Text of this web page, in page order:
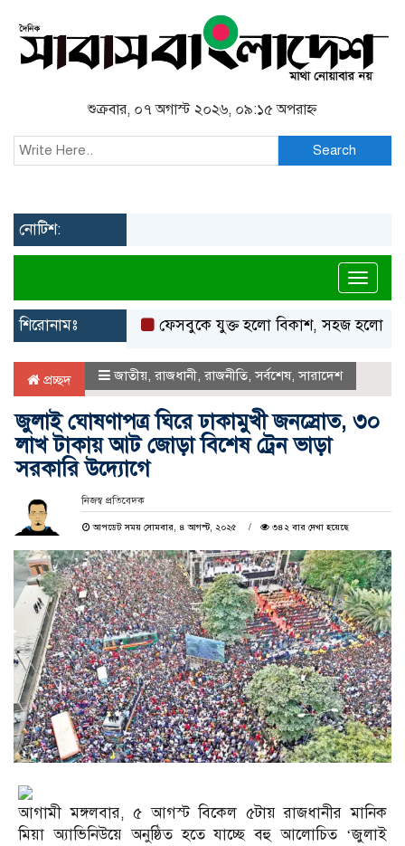
শুক্রবার, ০৭ অগাস্ট ২০২৬, ০৯:১৫ অপরাহ্ন
Search
নোটিশ:
শিরোনামঃ ফেসবুকে যুক্ত হলো বিকাশ, সহজ হলো ডিজিটাল
প্রচ্ছদ জাতীয়, রাজধানী, রাজনীতি,সর্বশেষ,সারাদেশ
জুলাই ঘোষণাপত্র ঘিরে ঢাকামুখী জনস্রোত, ৩০
লাখ টাকায় আট জোড়া বিশেষ ট্রেন ভাড়া
সরকারি উদ্যোগে
নিজস্ব প্রতিবেদক
আপডেট সময় সোমবার, ৪ আগস্ট, ২০২৫ ৩৪২ বার দেখা হয়েছে
আগামী মঙ্গলবার, ৫ আগস্ট বিকেল ৫টায় রাজধানীর মানিক
মিয়া অ্যাভিনিউয়ে অনুষ্ঠিত হতে যাচ্ছে বহু আলোচিত ‘জুলাই